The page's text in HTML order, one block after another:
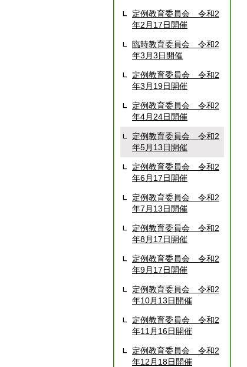
定例教育委員会 令和2
年2月17日開催
臨時教育委員会 令和2
年3月3日開催
定例教育委員会 令和2
年3月19日開催
定例教育委員会 令和2
年4月24日開催
定例教育委員会 令和2
年5月13日開催
定例教育委員会 令和2
年6月17日開催
定例教育委員会 令和2
年7月13日開催
定例教育委員会 令和2
年8月17日開催
定例教育委員会 令和2
年9月17日開催
定例教育委員会 令和2
年10月13日開催
定例教育委員会 令和2
年11月16日開催
定例教育委員会 令和2
年12月18日開催